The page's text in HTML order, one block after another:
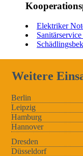
Elektriker
Weitere
Berlin
Leipzig
Hamburg
Hannover
Dresden
Düsseldorf